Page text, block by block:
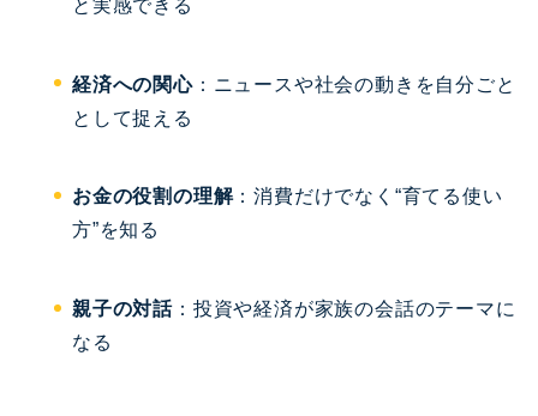
と実感できる
経済への関心：ニュースや社会の動きを自分ごと
として捉える
お金の役割の理解：消費だけでなく“育てる使い
方”を知る
親子の対話 ：投資や経済が家族の会話のテーマに
なる